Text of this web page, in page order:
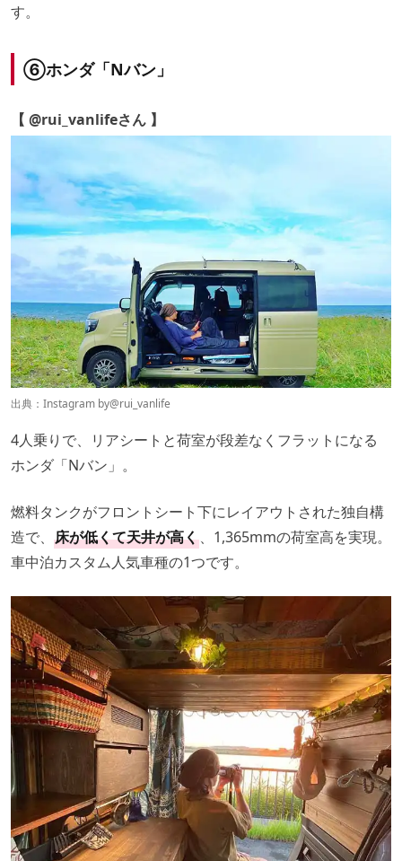
す。
⑥ホンダ「Nバン」
【 @rui_vanlifeさん 】
出典：Instagram by@rui_vanlife
4人乗りで、リアシートと荷室が段差なくフラットになる
ホンダ「Nバン」。
燃料タンクがフロントシート下にレイアウトされた独自構
造で、 床が低くて天井が高く、1,365mmの荷室高を実現。
車中泊カスタム人気車種の1つです。